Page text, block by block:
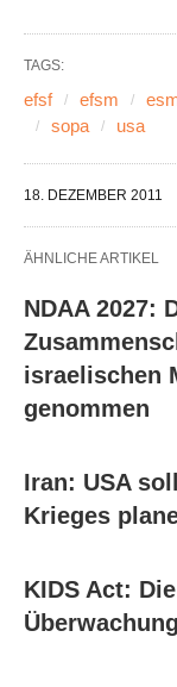
TAGS:
efsf efsm
sopa
usa
18. DEZEMBER 2011
ÄHNLICHE ARTIKEL
NDAA 2027:
israelischen
genommen
Iran: USA
Krieges
KIDS Act: